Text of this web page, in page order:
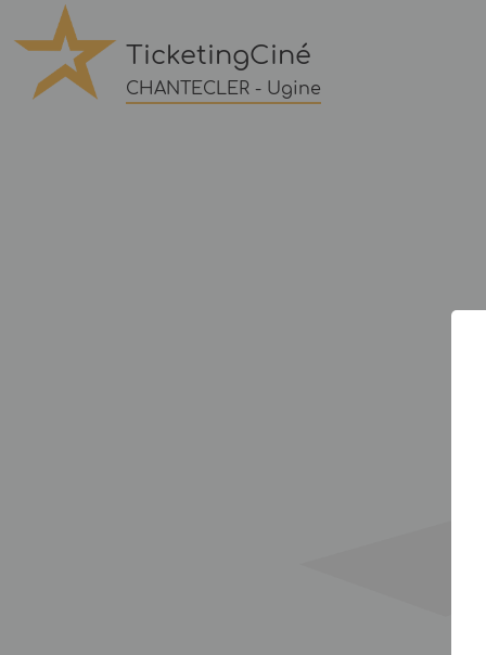
TicketingCiné
CHANTECLER - Ugine